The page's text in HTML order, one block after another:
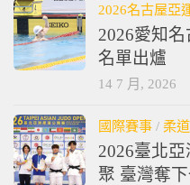
2026名古屋亞
2026愛知
名單出爐
14 7 月, 2026
國際賽事 / 柔道
2026臺北
聚 臺灣奪